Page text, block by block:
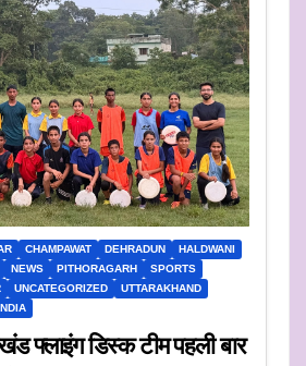
CHAMPAWAT DEHRADUN
HALDWANI
NEWS PITHORAGARH
SPORTS
UNCATEGORIZED
UTTARAKHAND
फ्लाइंग डिस्क टीम पहली बार